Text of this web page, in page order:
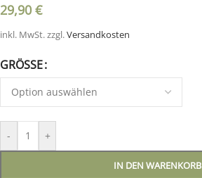
29,90 €
inkl. MwSt.zzgl.Versandkosten
GRÖSSE
- +
IN DEN WARENKORB